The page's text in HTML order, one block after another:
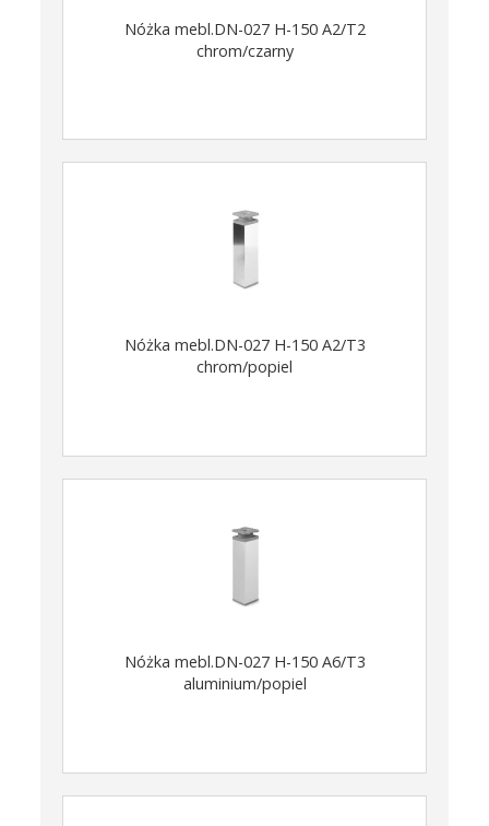
Nóżka mebl.DN-027 H-150 A2/T2
chrom/czarny
Nóżka mebl.DN-027 H-150 A2/T3
chrom/popiel
Nóżka mebl.DN-027 H-150 A6/T3
aluminium/popiel